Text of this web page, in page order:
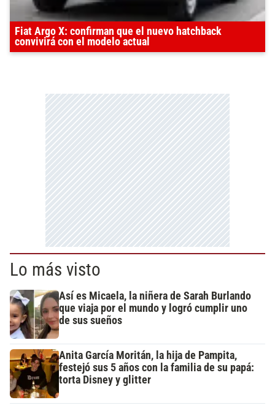
Fiat Argo X: confirman que el nuevo hatchback
convivirá con el modelo actual
Lo más visto
Así es Micaela, la niñera de Sarah Burlando
que viaja por el mundo y logró cumplir uno
de sus sueños
Anita García Moritán, la hija de Pampita,
festejó sus 5 años con la familia de su papá:
torta Disney y glitter